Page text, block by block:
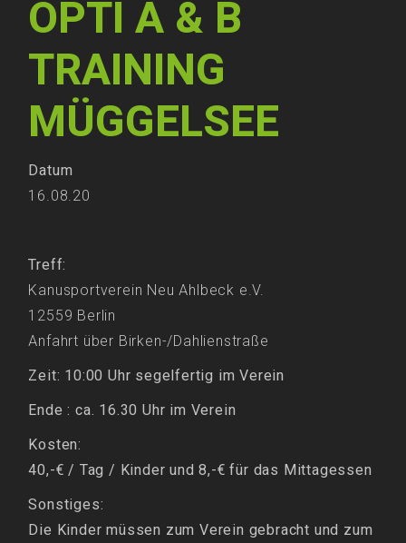
OPTI A & B
TRAINING
MÜGGELSEE
Datum
16.08.20
Treff:
Kanusportverein Neu Ahlbeck e.V.
12559 Berlin
Anfahrt über Birken-/Dahlienstraße
Zeit: 10:00 Uhr segelfertig im Verein
Ende : ca. 16.30 Uhr im Verein
Kosten:
40,-€ / Tag / Kinder und 8,-€ für das Mittagessen
Sonstiges:
Die Kinder müssen zum Verein gebracht und zum